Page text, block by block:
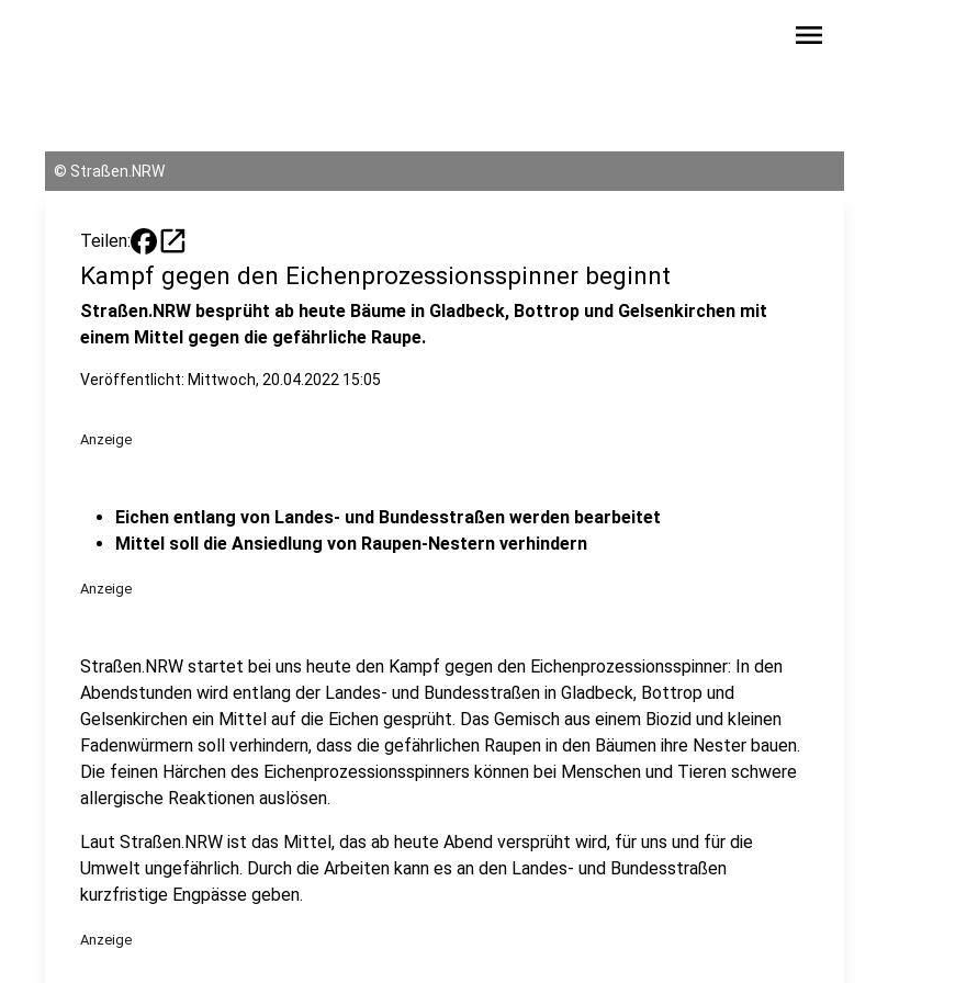
menu
© Straßen.NRW
Teilen: open_in_new
Kampf gegen den Eichenprozessionsspinner beginnt
Straßen.NRW besprüht ab heute Bäume in Gladbeck, Bottrop und Gelsenkirchen mit
einem Mittel gegen die gefährliche Raupe.
Veröffentlicht: Mittwoch, 20.04.2022 15:05
Anzeige
Eichen entlang von Landes- und Bundesstraßen werden bearbeitet
Mittel soll die Ansiedlung von Raupen-Nestern verhindern
Anzeige
Straßen.NRW startet bei uns heute den Kampf gegen den Eichenprozessionsspinner: In den
Abendstunden wird entlang der Landes- und Bundesstraßen in Gladbeck, Bottrop und
Gelsenkirchen ein Mittel auf die Eichen gesprüht. Das Gemisch aus einem Biozid und kleinen
Fadenwürmern soll verhindern, dass die gefährlichen Raupen in den Bäumen ihre Nester bauen.
Die feinen Härchen des Eichenprozessionsspinners können bei Menschen und Tieren schwere
allergische Reaktionen auslösen.
Laut Straßen.NRW ist das Mittel, das ab heute Abend versprüht wird, für uns und für die
Umwelt ungefährlich. Durch die Arbeiten kann es an den Landes- und Bundesstraßen
kurzfristige Engpässe geben.
Anzeige